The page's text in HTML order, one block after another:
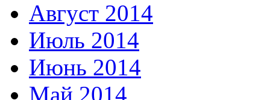
Август 2014
Июль 2014
Июнь 2014
Май 2014